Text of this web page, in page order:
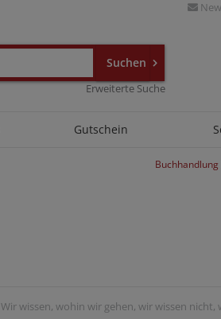
Erweiterte Suche
Gutschein
Wir wissen, wohin wir gehen, wir wissen nicht,